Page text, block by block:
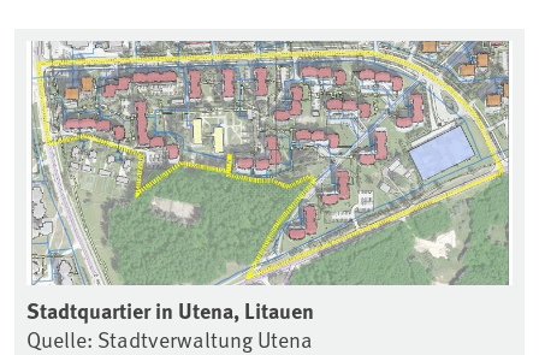
Stadtquartier in Utena, Litauen
Quelle: Stadtverwaltung Utena